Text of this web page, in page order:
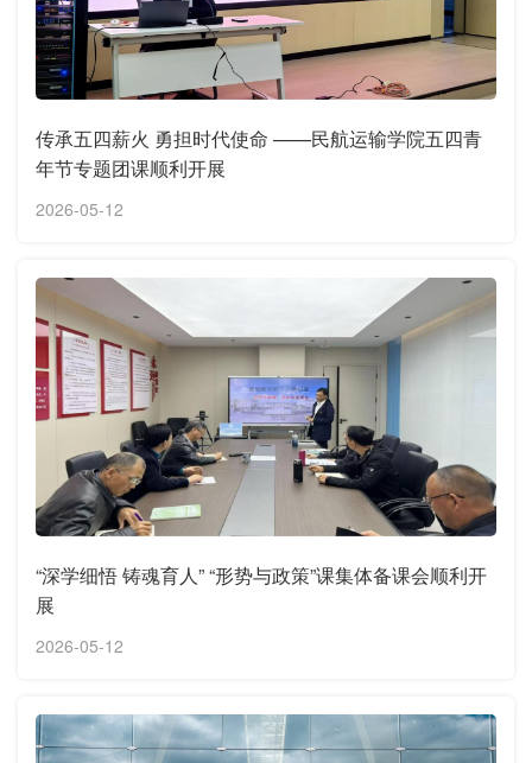
传承五四薪火 勇担时代使命 ——民航运输学院五四青
年节专题团课顺利开展
2026-05-12
“深学细悟 铸魂育人” “形势与政策”课集体备课会顺利开
展
2026-05-12